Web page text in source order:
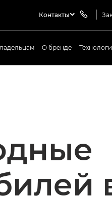
Контакты
О бренде